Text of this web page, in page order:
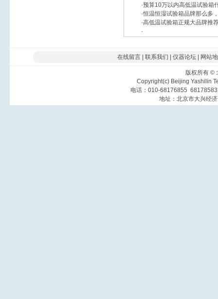
·预算10万以内高低温试验箱
·恒温恒湿试验箱品牌那么多
·高低温试验箱正规大品牌推
·
在线留言 联系我们 仪器论坛 网站
版权所有©
Copyright(c) Beijing Yashilin
电话：010-68176855
地址：北京市大兴经